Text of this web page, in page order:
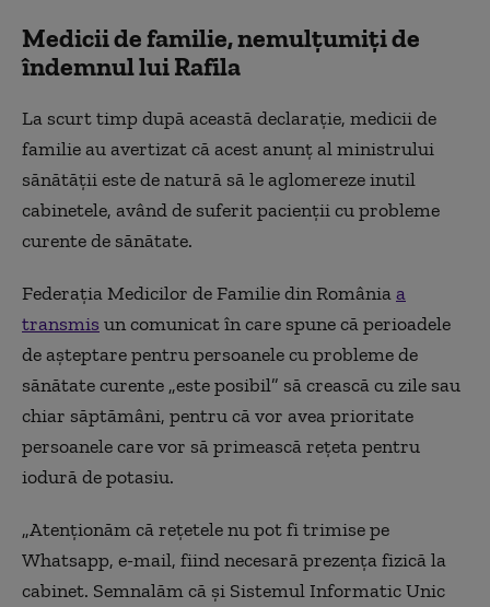
Medicii de familie, nemulțumiți de
îndemnul lui Rafila
La scurt timp după această declarație, medicii de
familie au avertizat că acest anunț al ministrului
sănătății este de natură să le aglomereze inutil
cabinetele, având de suferit pacienții cu probleme
curente de sănătate.
Federația Medicilor de Familie din Româniaa
transmis un comunicat în care spune că perioadele
de așteptare pentru persoanele cu probleme de
sănătate curente „este posibil” să crească cu zile sau
chiar săptămâni, pentru că vor avea prioritate
persoanele care vor să primească rețeta pentru
iodură de potasiu.
„Atenţionăm că reţetele nu pot fi trimise pe
Whatsapp, e-mail, fiind necesară prezența fizică la
cabinet. Semnalăm că şi Sistemul Informatic Unic